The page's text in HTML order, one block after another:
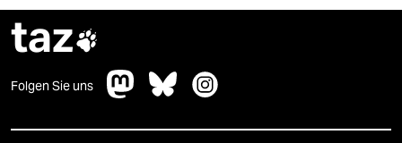
taz
Folgen Sie uns